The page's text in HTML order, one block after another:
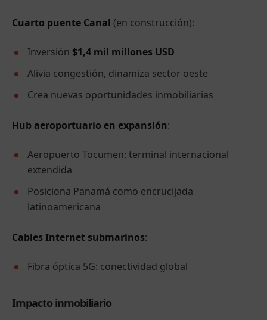
Cuarto puente Canal (en construcción):
Inversión $1,4 mil millones USD
Alivia congestión, dinamiza sector oeste
Crea nuevas oportunidades inmobiliarias
Hub aeroportuario en expansión:
Aeropuerto Tocumen: terminal internacional
extendida
Posiciona Panamá como encrucijada
latinoamericana
Cables Internet submarinos:
Fibra óptica 5G: conectividad global
Impacto inmobiliario